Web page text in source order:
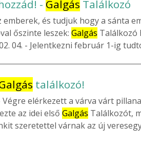
- Galgás Találkozó
emberek, és tudjuk hogy a sánta
őszinte leszek: Galgás Találkozó
04. - Jelentkezni február 1-ig
találkozó!
Végre elérkezett a várva várt
az idei első Galgás Találkozót,
szeretettel várnak az új